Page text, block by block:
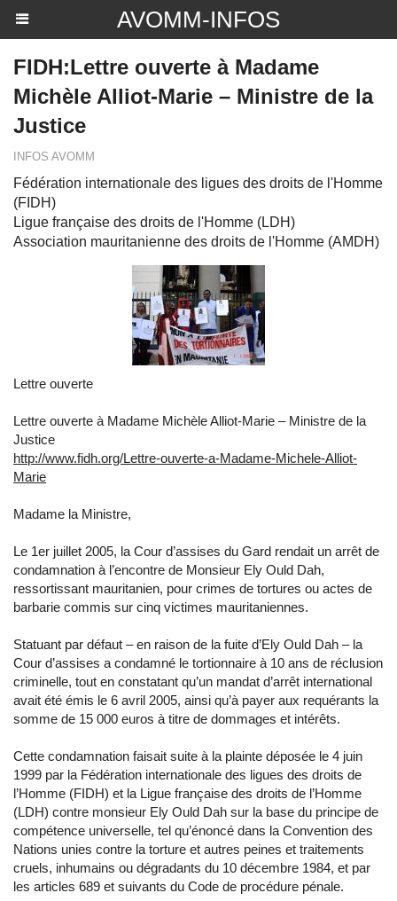
AVOMM-INFOS
FIDH:Lettre ouverte à Madame
Michèle Alliot-Marie – Ministre de la
Justice
INFOS AVOMM
Fédération internationale des ligues des droits de l'Homme
(FIDH)
Ligue française des droits de l'Homme (LDH)
Association mauritanienne des droits de l'Homme (AMDH)
Lettre ouverte
Lettre ouverte à Madame Michèle Alliot-Marie – Ministre de la
Justice
http://www.fidh.org/Lettre-ouverte-a-Madame-Michele-Alliot-
Marie
Madame la Ministre,
Le 1er juillet 2005, la Cour d’assises du Gard rendait un arrêt de
condamnation à l’encontre de Monsieur Ely Ould Dah,
ressortissant mauritanien, pour crimes de tortures ou actes de
barbarie commis sur cinq victimes mauritaniennes.
Statuant par défaut – en raison de la fuite d’Ely Ould Dah – la
Cour d’assises a condamné le tortionnaire à 10 ans de réclusion
criminelle, tout en constatant qu’un mandat d’arrêt international
avait été émis le 6 avril 2005, ainsi qu’à payer aux requérants la
somme de 15 000 euros à titre de dommages et intérêts.
Cette condamnation faisait suite à la plainte déposée le 4 juin
1999 par la Fédération internationale des ligues des droits de
l’Homme (FIDH) et la Ligue française des droits de l’Homme
(LDH) contre monsieur Ely Ould Dah sur la base du principe de
compétence universelle, tel qu’énoncé dans la Convention des
Nations unies contre la torture et autres peines et traitements
cruels, inhumains ou dégradants du 10 décembre 1984, et par
les articles 689 et suivants du Code de procédure pénale.